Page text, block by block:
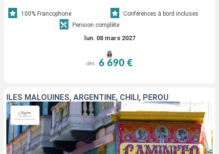
100% Francophone
Conférences à bord incluses
Pension complète
lun. 08 mars 2027
dès 6 690 €
ÎLES MALOUINES, ARGENTINE, CHILI, PÉROU